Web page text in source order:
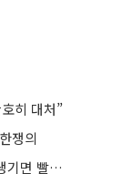
히 대처”
쟁의
정성호 “형소법 개정, 빛의 속도…부작용 생기면 빨리 고쳐야”